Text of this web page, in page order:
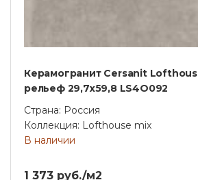
Керамогранит Cersanit
рельеф 29,7x59,8 LS4O092
Страна: Россия
Коллекция: Lofthouse mix
В наличии
1 373 руб./м2